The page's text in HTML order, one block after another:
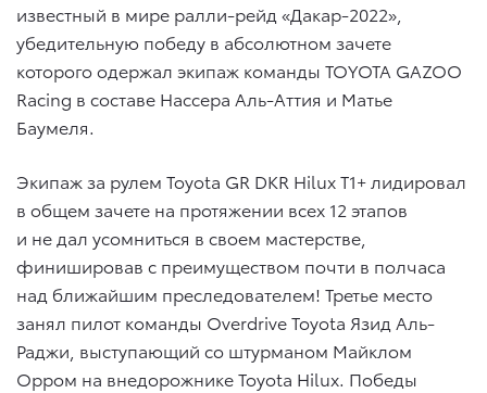
известный в мире ралли-рейд «Дакар-2022»,
убедительную победу в абсолютном зачете
которого одержал экипаж команды TOYOTA GAZOO
Racing в составе Нассера Аль-Аттия и Матье
Баумеля.
Экипаж за рулем Toyota GR DKR Hilux T1+ лидировал
в общем зачете на протяжении всех 12 этапов
и не дал усомниться в своем мастерстве,
финишировав с преимуществом почти в полчаса
над ближайшим преследователем! Третье место
занял пилот команды Overdrive Toyota Язид Аль-
Раджи, выступающий со штурманом Майклом
Орром на внедорожнике Toyota Hilux. Победы